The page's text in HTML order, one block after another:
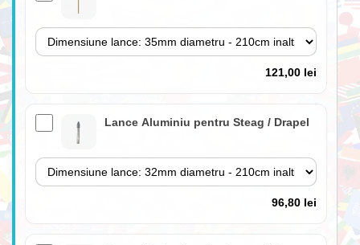
121,00 lei
Lance Aluminiu pentru Steag / Drapel
96,80 lei